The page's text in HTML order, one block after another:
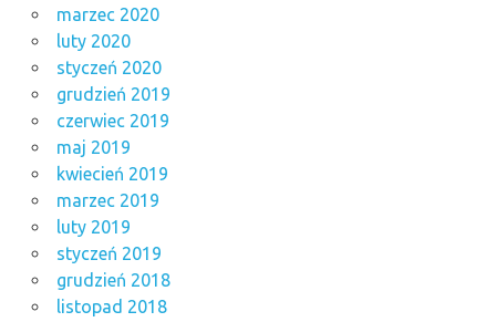
marzec 2020
luty 2020
styczeń 2020
grudzień 2019
czerwiec 2019
maj 2019
kwiecień 2019
marzec 2019
luty 2019
styczeń 2019
grudzień 2018
listopad 2018